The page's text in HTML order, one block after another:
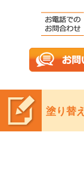
塗り替